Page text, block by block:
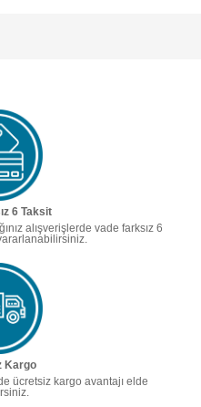
6 Taksit
alışverişlerde vade farksız 6
Kargo
ücretsiz kargo avantajı elde